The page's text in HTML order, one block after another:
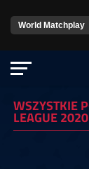
WSZYSTKIE
LEAGUE